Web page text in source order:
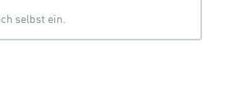
selbst ein.